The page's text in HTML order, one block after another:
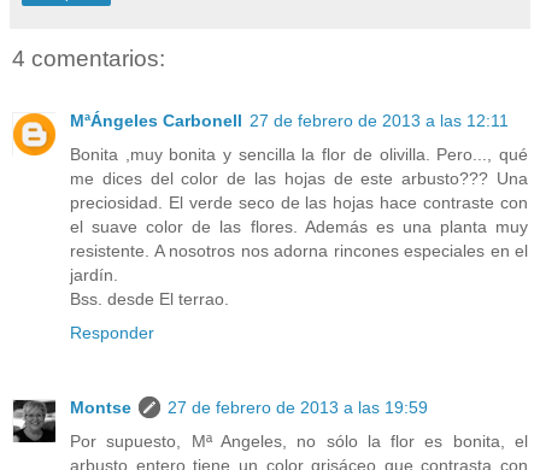
4 comentarios:
MªÁngeles Carbonell 27 de febrero de 2013 a las 12:11
Bonita ,muy bonita y sencilla la flor de olivilla. Pero..., qué
me dices del color de las hojas de este arbusto??? Una
preciosidad. El verde seco de las hojas hace contraste con
el suave color de las flores. Además es una planta muy
resistente. A nosotros nos adorna rincones especiales en el
jardín.
Bss. desde El terrao.
Responder
Montse
27 de febrero de 2013 a las 19:59
Por supuesto, Mª Angeles, no sólo la flor es bonita, el
arbusto entero tiene un color grisáceo que contrasta con